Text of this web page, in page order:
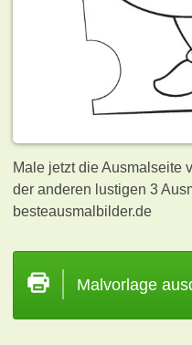
Male jetzt die Ausmalseite
der anderen lustigen 3
besteausmalbilder.de
Malvorlage